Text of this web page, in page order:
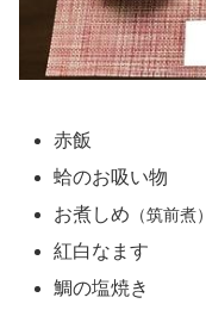
赤飯
蛤のお吸い物
お煮しめ （筑前煮）
紅白なます
鯛の塩焼き